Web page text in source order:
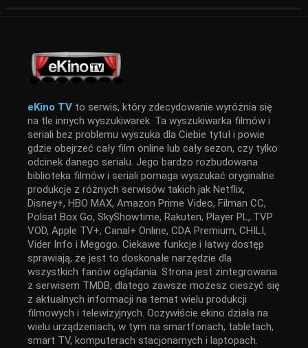
eKino TV to serwis, który zdecydowanie wyróżnia się
na tle innych wyszukiwarek. Ta wyszukiwarka filmów i
seriali bez problemu wyszuka dla Ciebie tytuł i powie
gdzie obejrzeć cały film online lub cały sezon, czy tylko
odcinek danego serialu. Jego bardzo rozbudowana
biblioteka filmów i seriali pomaga wyszukać oryginalne
produkcje z różnych serwisów takich jak Netflix,
Disney+, HBO MAX, Amazon Prime Video, Filman CC,
Polsat Box Go, SkyShowtime, Rakuten, Player PL, TVP
VOD, Apple TV+, Canal+ Online, CDA Premium, CHILI,
Vider Info i Megogo. Ciekawe funkcje i łatwy dostęp
sprawiają, że jest to doskonałe narzędzie dla
wszystkich fanów oglądania. Strona jest zintegrowana
z serwisem TMDB, dlatego zawsze możesz cieszyć się
z aktualnych informacji na temat wielu produkcji
filmowych i telewizyjnych. Oczywiście ekino działa na
wielu urządzeniach, w tym na smartfonach, tabletach,
smart TV, komputerach stacjonarnych i laptopach.